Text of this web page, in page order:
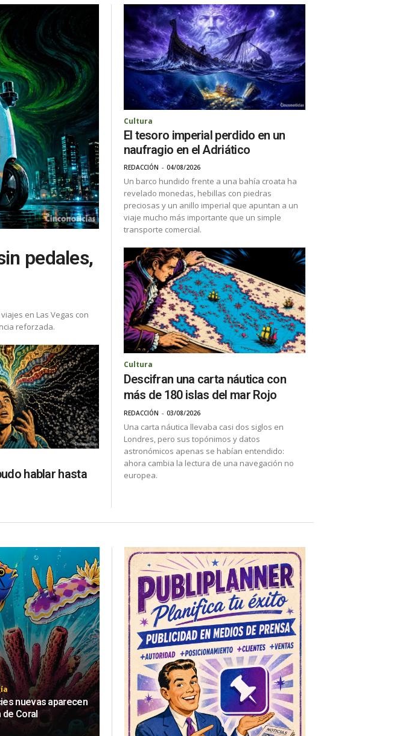
pedales,
en Las Vegas con
reforzada.
hablar hasta
Cultura
El tesoro imperial perdido en un
naufragio en el Adriático
REDACCIÓN - 04/08/2026
Un barco hundido frente a una bahía croata ha
revelado monedas, hebillas con piedras
preciosas y un anillo imperial que apuntan a un
viaje mucho más importante que un simple
transporte comercial.
Cultura
Descifran una carta náutica con
más de 180 islas del mar Rojo
REDACCIÓN - 03/08/2026
Una carta náutica llevaba casi dos siglos en
Londres, pero sus topónimos y datos
astronómicos apenas se habían entendido:
ahora cambia la lectura de una navegación no
europea.
nuevas aparecen
de Coral